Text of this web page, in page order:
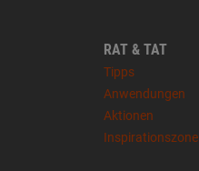
RAT & TAT
Tipps
Anwendungen
Aktionen
Inspirationszone